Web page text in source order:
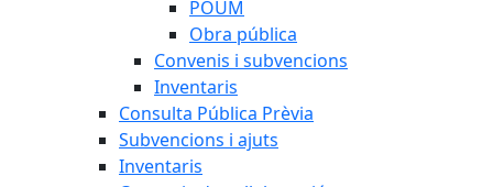
POUM
Obra pública
Convenis i subvencions
Inventaris
Consulta Pública Prèvia
Subvencions i ajuts
Inventaris